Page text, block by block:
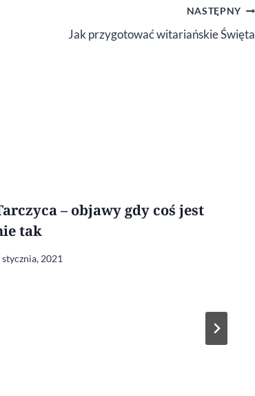
NASTĘPNY
Jak przygotować witariańskie Święta
– objawy gdy coś jest
tak
stycznia, 2021